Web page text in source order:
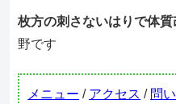
枚方の刺さないはりで体
野です
メニュー / アクセス / 問